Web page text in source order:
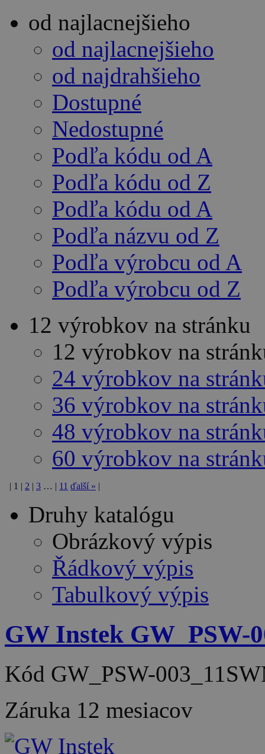
od najlacnejšieho
od najlacnejšieho
od najdrahšieho
Dostupné
Nedostupné
Podľa kódu od A
Podľa kódu od Z
Podľa kódu od A
Podľa názvu od Z
Podľa výrobcu od A
Podľa výrobcu od Z
12 výrobkov na stránku
12 výrobkov na
24 výrobkov na
36 výrobkov na
48 výrobkov na
60 výrobkov na
1 2 3 … 11 ďalší »
Druhy katalógu
Obrázkový výpis
Řádkový výpis
Tabulkový výpis
GW Instek GW_PSW-
Kód GW_PSW-
Záruka 12 mesiacov